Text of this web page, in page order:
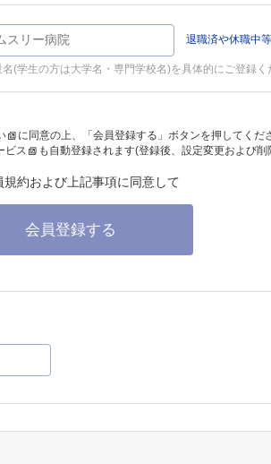
退職済や休職中
(学生の方は大学名・専門学校名)を具体的にご登録く
に同意の上、「会員登録する」ボタンを押してくだ
ビス も自動登録されます(登録後、設定変更および
規約および上記事項に同意して
会員登録する